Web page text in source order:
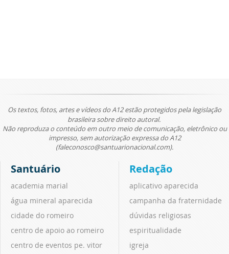
Os textos, fotos, artes e vídeos do A12 estão protegidos pela legislação
brasileira sobre direito autoral.
Não reproduza o conteúdo em outro meio de comunicação, eletrônico ou
impresso, sem autorização expressa do A12
(faleconosco@santuarionacional.com).
Santuário
academia marial
água mineral aparecida
cidade do romeiro
centro de apoio ao romeiro
centro de eventos pe. vitor
Redação
aplicativo aparecida
campanha da fraternidade
dúvidas religiosas
espiritualidade
igreja